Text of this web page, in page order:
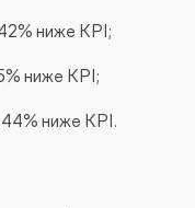
ниже KPI;
ниже KPI;
44% ниже KPI.